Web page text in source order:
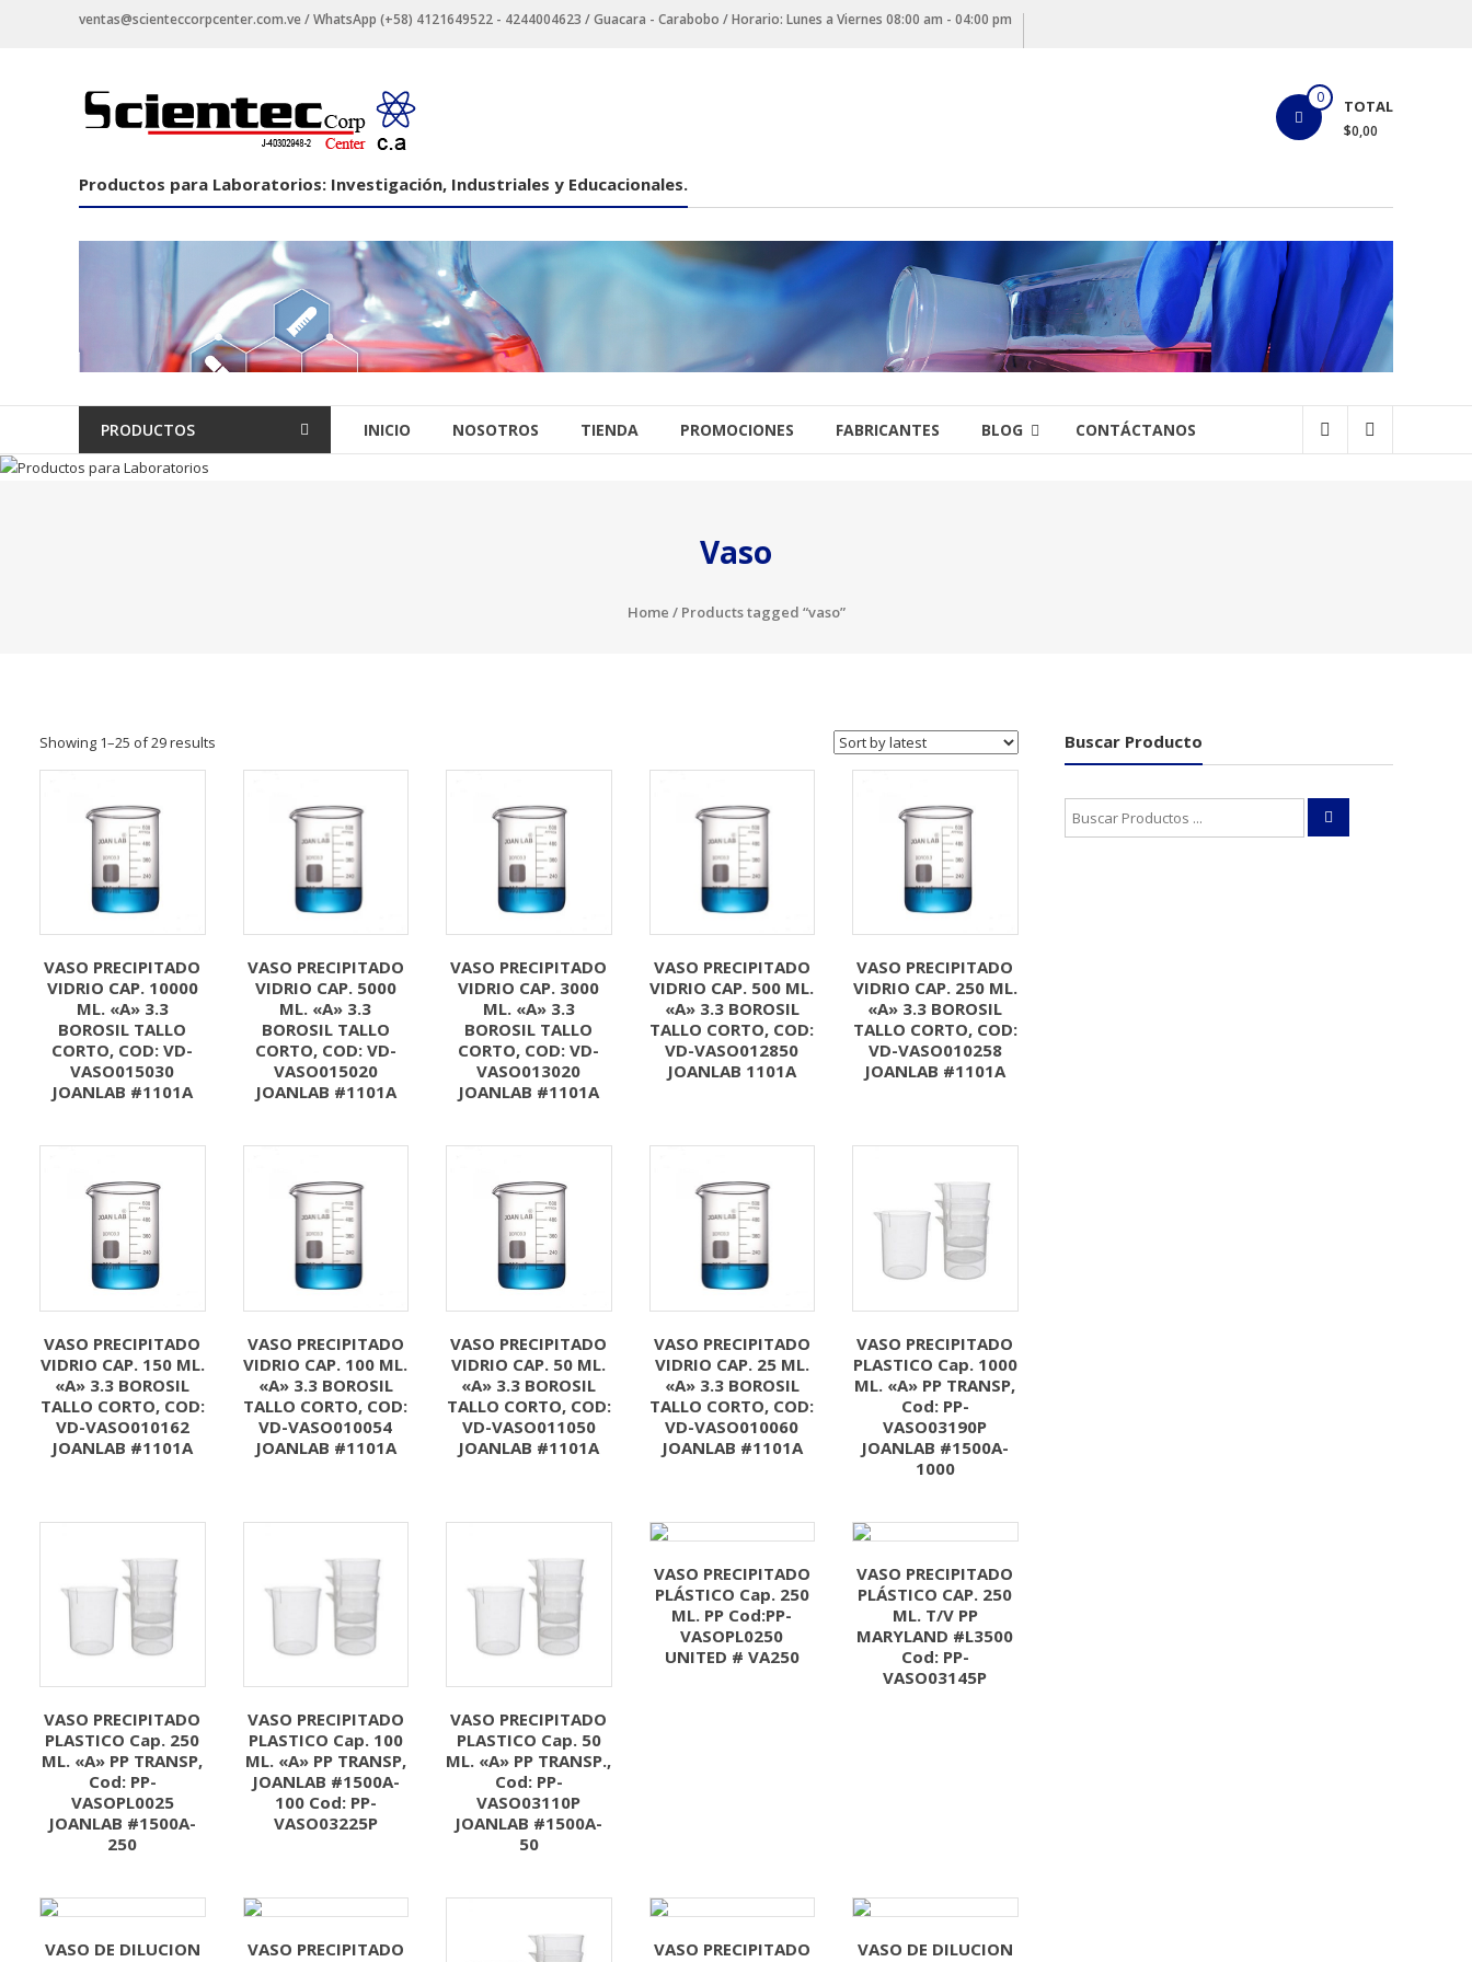
ventas@scienteccorpcenter.com.ve / WhatsApp (+58) 4121649522 - 4244004623 / Guacara - Carabobo / Horario: Lunes a Viernes 08:00 am - 04:00 pm
Productos
para
Laboratorios
Industriales
Educacionales.
0 TOTAL
$0,00
Productos para Laboratorios: Investigación, Industriales y Educacionales.
PRODUCTOS INICIO NOSOTROS TIENDA PROMOCIONES FABRICANTES BLOG CONTÁCTANOS
Vaso
Home / Products tagged “vaso”
Showing 1–25 of 29 results
VASO PRECIPITADO
VIDRIO CAP. 10000
ML. «A» 3.3
BOROSIL TALLO
CORTO, COD: VD-
VASO015030
JOANLAB #1101A
VASO PRECIPITADO
VIDRIO CAP. 5000
ML. «A» 3.3
BOROSIL TALLO
CORTO, COD: VD-
VASO015020
JOANLAB #1101A
VASO PRECIPITADO
VIDRIO CAP. 3000
ML. «A» 3.3
BOROSIL TALLO
CORTO, COD: VD-
VASO013020
JOANLAB #1101A
VASO PRECIPITADO
VIDRIO CAP. 500 ML.
«A» 3.3 BOROSIL
TALLO CORTO, COD:
VD-VASO012850
JOANLAB 1101A
VASO PRECIPITADO
VIDRIO CAP. 250 ML.
«A» 3.3 BOROSIL
TALLO CORTO, COD:
VD-VASO010258
JOANLAB #1101A
VASO PRECIPITADO
VIDRIO CAP. 150 ML.
«A» 3.3 BOROSIL
TALLO CORTO, COD:
VD-VASO010162
JOANLAB #1101A
VASO PRECIPITADO
VIDRIO CAP. 100 ML.
«A» 3.3 BOROSIL
TALLO CORTO, COD:
VD-VASO010054
JOANLAB #1101A
VASO PRECIPITADO
VIDRIO CAP. 50 ML.
«A» 3.3 BOROSIL
TALLO CORTO, COD:
VD-VASO011050
JOANLAB #1101A
VASO PRECIPITADO
VIDRIO CAP. 25 ML.
«A» 3.3 BOROSIL
TALLO CORTO, COD:
VD-VASO010060
JOANLAB #1101A
VASO PRECIPITADO
PLASTICO Cap. 1000
ML. «A» PP TRANSP,
Cod: PP-
VASO03190P
JOANLAB #1500A-
1000
VASO PRECIPITADO
PLASTICO Cap. 250
ML. «A» PP TRANSP,
Cod: PP-
VASOPL0025
JOANLAB #1500A-
250
VASO PRECIPITADO
PLASTICO Cap. 100
ML. «A» PP TRANSP,
JOANLAB #1500A-
100 Cod: PP-
VASO03225P
VASO PRECIPITADO
PLASTICO Cap. 50
ML. «A» PP TRANSP.,
Cod: PP-
VASO03110P
JOANLAB #1500A-
50
VASO PRECIPITADO
PLÁSTICO Cap. 250
ML. PP Cod:PP-
VASOPL0250
UNITED # VA250
VASO PRECIPITADO
PLÁSTICO CAP. 250
ML. T/V PP
MARYLAND #L3500
Cod: PP-
VASO03145P
VASO DE DILUCION
VASO PRECIPITADO
VASO PRECIPITADO
VASO DE DILUCION
Buscar Producto
Buscar: